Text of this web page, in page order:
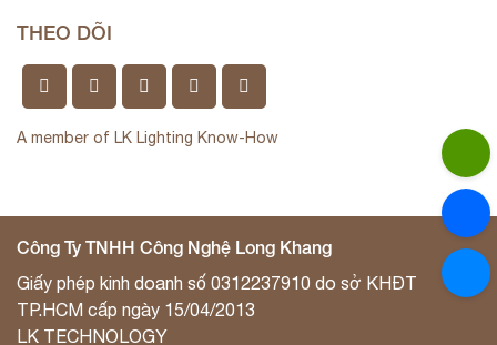
THEO DÕI
A member of LK Lighting Know-How
Công Ty TNHH Công Nghệ Long Khang
Giấy phép kinh doanh số 0312237910 do sở KHĐT
TP.HCM cấp ngày 15/04/2013
LK TECHNOLOGY